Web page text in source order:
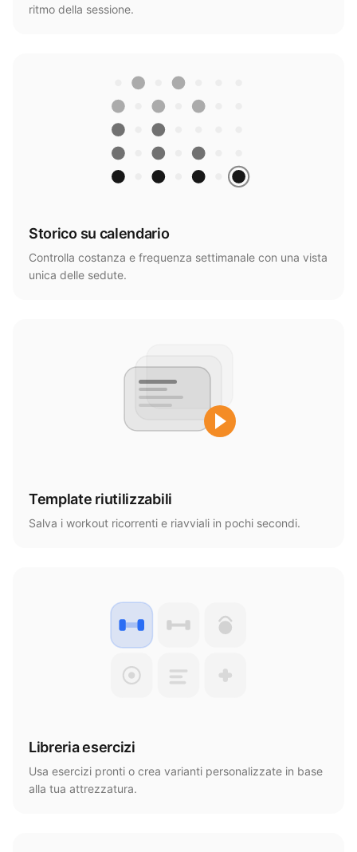
ritmo della sessione.
Storico su calendario
Controlla costanza e frequenza settimanale con una vista
unica delle sedute.
Template riutilizzabili
Salva i workout ricorrenti e riavviali in pochi secondi.
Libreria esercizi
Usa esercizi pronti o crea varianti personalizzate in base
alla tua attrezzatura.